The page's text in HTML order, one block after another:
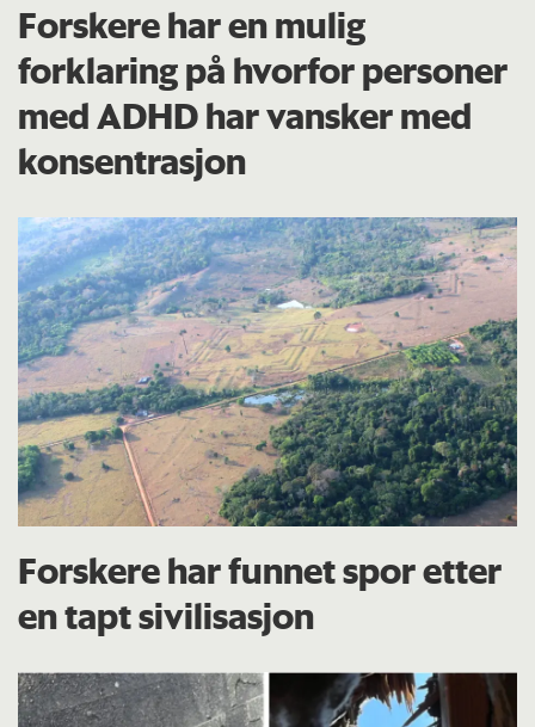
Forskere har en mulig
forklaring på hvorfor personer
med ADHD har vansker med
konsentrasjon
Forskere har funnet spor etter
en tapt sivilisasjon